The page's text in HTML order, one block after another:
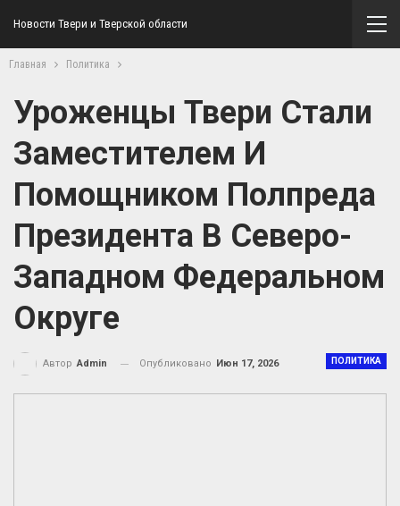
Новости Твери и Тверской области
Главная Политика
Уроженцы Твери Стали
Заместителем И
Помощником Полпреда
Президента В Северо-
Западном Федеральном
Округе
ПОЛИТИКА
Автор Admin Опубликовано Июн 17, 2026